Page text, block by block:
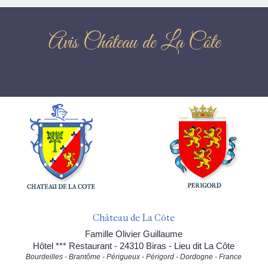
Avis Château de La Côte
Château de La Côte
Famille Olivier Guillaume
Hôtel *** Restaurant - 24310 Biras - Lieu dit La Côte
Bourdeilles - Brantôme - Périgueux - Périgord - Dordogne - France